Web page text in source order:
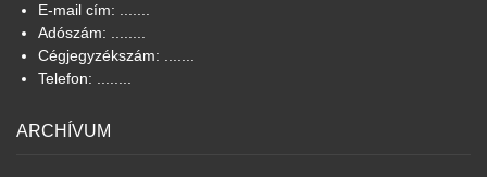
E-mail cím: .......
Adószám: ........
Cégjegyzékszám: .......
Telefon: ........
ARCHÍVUM